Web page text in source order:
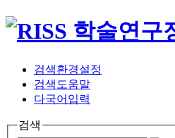
검색환경설정
검색도움말
다국어입력
검색